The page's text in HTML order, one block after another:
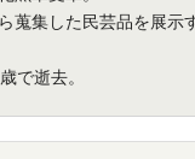
集した民芸品を展示
で逝去。